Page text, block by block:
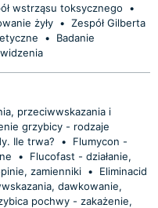
wstrząsu toksycznego
•
żyły • Zespół Gilberta
•
Badanie
przeciwwskazania i
grzybicy - rodzaje
Ile trwa?
•
Flumycon -
•
Flucofast - działanie,
zamienniki •
Eliminacid
dawkowanie,
pochwy - zakażenie,